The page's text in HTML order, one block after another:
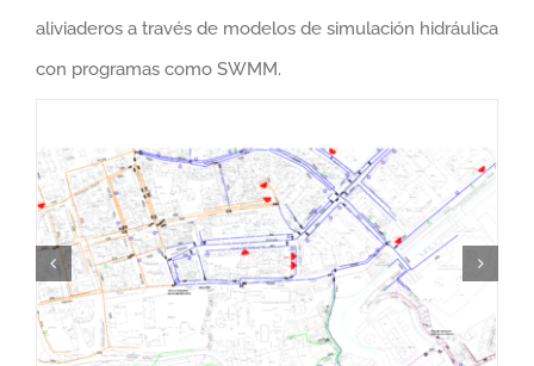
aliviaderos a través de modelos de simulación hidráulica
con programas como SWMM.